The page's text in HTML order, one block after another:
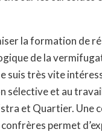
la formation de
de la
suis très vite
sélective et au
et Quartier. Une
permet